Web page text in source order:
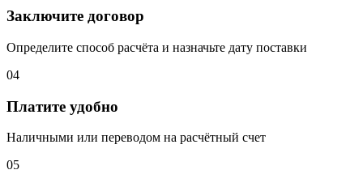
Заключите договор
Определите способ расчёта и назначьте дату поставки
04
Платите удобно
Наличными или переводом на расчётный счет
05